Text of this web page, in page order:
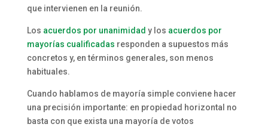
que intervienen en la reunión.
Los acuerdos por unanimidad y los acuerdos por
mayorías cualificadas responden a supuestos más
concretos y, en términos generales, son menos
habituales.
Cuando hablamos de mayoría simple conviene hacer
una precisión importante: en propiedad horizontal no
basta con que exista una mayoría de votos